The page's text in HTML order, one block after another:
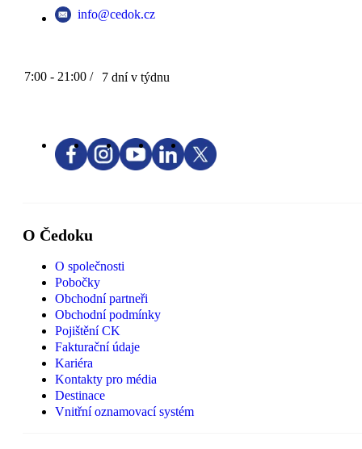
info@cedok.cz
7:00 - 21:00 / 7 dní v týdnu
O Čedoku
O společnosti
Pobočky
Obchodní partneři
Obchodní podmínky
Pojištění CK
Fakturační údaje
Kariéra
Kontakty pro média
Destinace
Vnitřní oznamovací systém